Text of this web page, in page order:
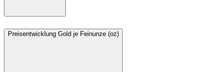
Preisentwicklung Gold je Feinunze (oz)